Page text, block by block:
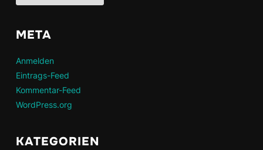
META
Anmelden
Eintrags-Feed
Kommentar-Feed
WordPress.org
KATEGORIEN